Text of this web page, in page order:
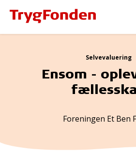
Selvevaluering
Ensom -
Foreningen Et Ben